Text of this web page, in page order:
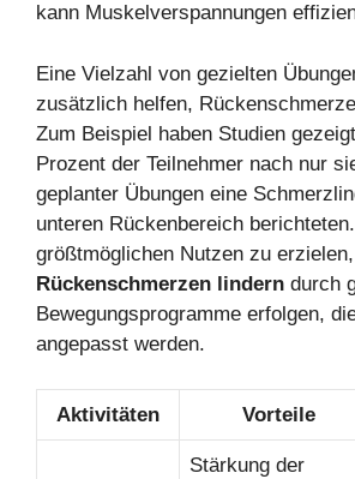
kann Muskelverspannungen
Eine Vielzahl von gezielten
zusätzlich helfen,
Zum Beispiel haben Studien
Prozent der Teilnehmer nach nur
geplanter Übungen eine
unteren Rückenbereich
größtmöglichen Nutzen zu
Rückenschmerzen lindern durch
Bewegungsprogramme erfolgen,
angepasst werden.
Aktivitäten Vorteile
Stärkung der